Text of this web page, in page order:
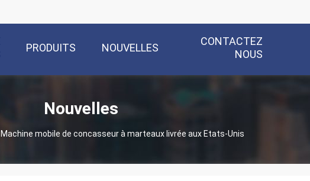
PRODUITS NOUVELLES
CONTACTEZ
NOUS
Nouvelles
Machine mobile de concasseur à marteaux livrée aux Etats-Unis